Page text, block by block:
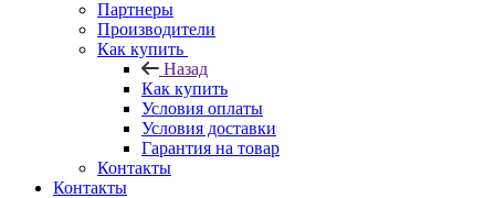
Партнеры
Производители
Как купить
Назад
Как купить
Условия оплаты
Условия доставки
Гарантия на товар
Контакты
Контакты